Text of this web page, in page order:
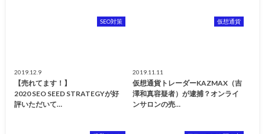
SEO対策
2019.12.9
【売れてます！】
2020 SEO SEED STRATEGYが好
評いただいて…
仮想通貨
2019.11.11
仮想通貨トレーダーKAZMAX（吉
澤和真容疑者）が逮捕？オンライ
ンサロンの売…